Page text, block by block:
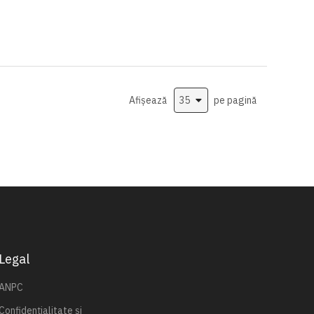
Afișează
pe pagină
Legal
Confidențialitate și